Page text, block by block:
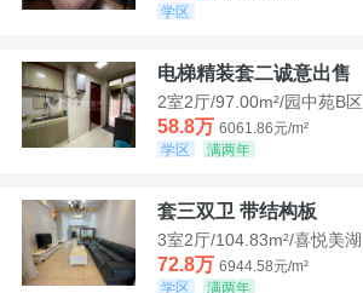
学区
电梯精装套二诚意出售
2室2厅/97.00m²/园中苑B区
58.8万 6061.86元/m²
学区
满两年
套三双卫 带结构板
3室2厅/104.83m²/喜悦美湖
72.8万 6944.58元/m²
学区
满两年